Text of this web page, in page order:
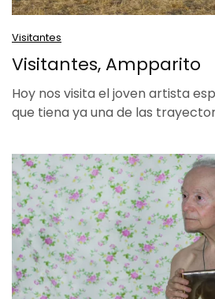
Visitantes
Visitantes, Ampparito
Hoy nos visita el joven artista
que tiena ya una de las